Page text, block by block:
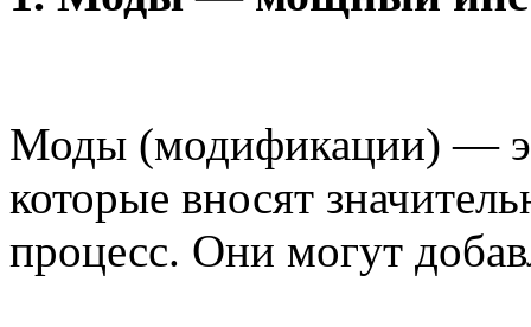
Моды (модификации) —
которые вносят
процесс. Они могут